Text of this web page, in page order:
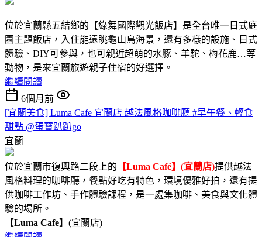
位於宜蘭縣五結鄉的【綠舞國際觀光飯店】是全台唯一日式庭
園主題飯店，入住能遠眺龜山島海景，還有多樣的設施、日式
體驗、DIY可參與，也可親近超萌的水豚、羊駝、梅花鹿…等
動物，是來宜蘭旅遊親子住宿的好選擇。
繼續閱讀
6個月前
[宜蘭美食] Luma Cafe 宜蘭店 越法風格咖啡廳 #早午餐、輕食
甜點 @蛋寶趴趴go
宜蘭
位於宜蘭市復興路二段上的 【Luma Café】(宜蘭店)提供越法
風格料理的咖啡廳，餐點好吃有特色，環境優雅好拍，還有提
供咖啡工作坊、手作體驗課程，是一處集咖啡、美食與文化體
驗的場所。
【Luma Cafe】(宜蘭店)